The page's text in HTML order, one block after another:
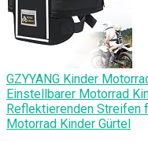
GZYYANG Kinder
Einstellbarer Motorrad
Reflektierenden Streifen
Motorrad Kinder Gürtel